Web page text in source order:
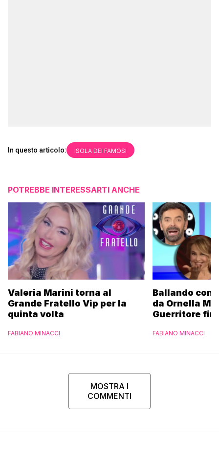
In questo articolo: ISOLA DEI FAMOSI
POTREBBE INTERESSARTI ANCHE
Valeria Marini torna al
Grande Fratello Vip per la
quinta volta
FABIANO MINACCI
Ballando con
da Ornella
Guerritore
l’esclusiva di
FABIANO MINACCI
MOSTRA I
COMMENTI